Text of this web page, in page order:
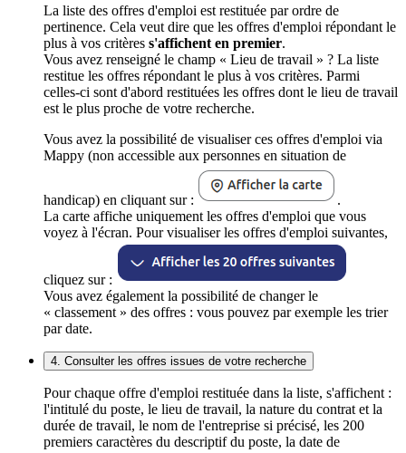
La liste des offres d'emploi est restituée par ordre de
pertinence. Cela veut dire que les offres d'emploi répondant le
plus à vos critères s'affichent en premier.
Vous avez renseigné le champ « Lieu de travail » ? La liste
restitue les offres répondant le plus à vos critères. Parmi
celles-ci sont d'abord restituées les offres dont le lieu de travail
est le plus proche de votre recherche.
Vous avez la possibilité de visualiser ces offres d'emploi via
Mappy (non accessible aux personnes en situation de
handicap) en cliquant sur :
.
La carte affiche uniquement les offres d'emploi que vous
voyez à l'écran. Pour visualiser les offres d'emploi suivantes,
cliquez sur :
Vous avez également la possibilité de changer le
« classement » des offres : vous pouvez par exemple les trier
par date.
4. Consulter les offres issues de votre recherche
Pour chaque offre d'emploi restituée dans la liste, s'affichent :
l'intitulé du poste, le lieu de travail, la nature du contrat et la
durée de travail, le nom de l'entreprise si précisé, les 200
premiers caractères du descriptif du poste, la date de